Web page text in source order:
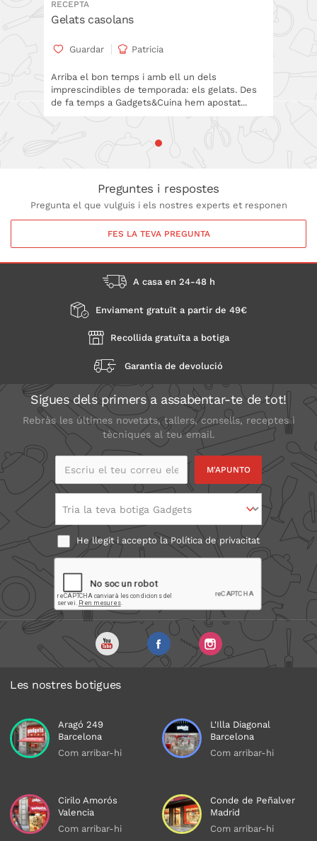
RECEPTA
Gelats casolans
Guardar Patricia
Arriba el bon temps i amb ell un dels
imprescindibles de temporada: els gelats. Des
de fa temps a Gadgets&Cuina hem apostat...
Preguntes i respostes
Pregunta el que vulguis i els nostres experts et responen
FES LA TEVA PREGUNTA
A casa en 24-48 h
Enviament gratuït a partir de 49€
Recollida gratuïta a botiga
Garantia de devolució
Sigues dels primers a assabentar-te de tot!
Rebràs les últimes novetats, tallers, consells, receptes i
tècniques al teu email.
Escriu el teu correu
Tria la teva botiga Gadgets
He llegit i accepto laPolítica de privacitat
Les nostres botigues
Aragó 249
Barcelona
Com arribar-hi
L'Illa Diagonal
Barcelona
Com arribar-hi
Cirilo Amorós
Valencia
Com arribar-hi
Conde de Peñalver
Madrid
Com arribar-hi